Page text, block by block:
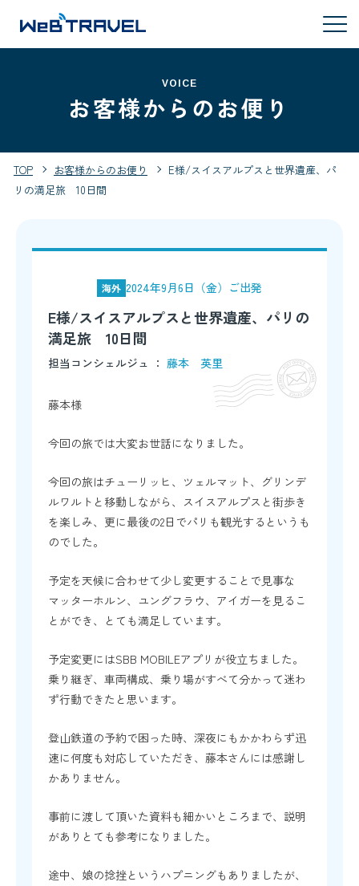
VOICE
お客様からのお便り
TOP お客様からのお便り
E様/スイスアルプスと世界遺産、パ
リの満足旅 10日間
海外 2024年9月6日（金）ご出発
E様/スイスアルプスと世界遺産、パリの
満足旅 10日間
担当コンシェルジュ ： 藤本 英里
藤本様
今回の旅では大変お世話になりました。
今回の旅はチューリッヒ、ツェルマット、グリンデ
ルワルトと移動しながら、スイスアルプスと街歩き
を楽しみ、更に最後の2日でパリも観光するというも
のでした。
予定を天候に合わせて少し変更することで見事な
マッターホルン、ユングフラウ、アイガーを見るこ
とができ、とても満足しています。
予定変更にはSBB MOBILEアプリが役立ちました。
乗り継ぎ、車両構成、乗り場がすべて分かって迷わ
ず行動できたと思います。
登山鉄道の予約で困った時、深夜にもかかわらず迅
速に何度も対応していただき、藤本さんには感謝し
かありません。
事前に渡して頂いた資料も細かいところまで、説明
がありとても参考になりました。
途中、娘の捻挫というハプニングもありましたが、